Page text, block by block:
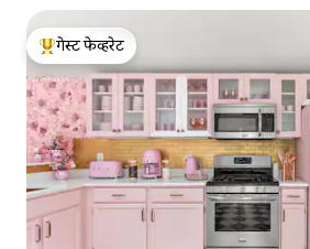
टॉप गेस्ट फेव्हरेट
गेस्ट फेव्हरेट